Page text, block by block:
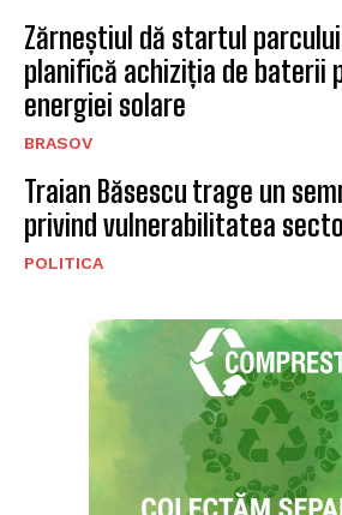
Zărneștiul dă startul
planifică achiziția de baterii
energiei solare
BRASOV
Traian Băsescu trage un
privind vulnerabilitatea
POLITICA